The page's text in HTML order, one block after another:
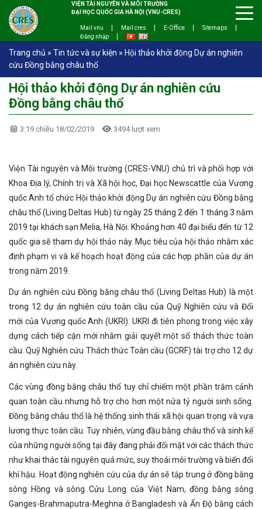
VIỆN TÀI NGUYÊN VÀ MÔI TRƯỜNG
ĐẠI HỌC QUỐC GIA HÀ NỘI (VNU-CRES)
Mail vnu Mail cres E-Office
Sitemaps
Đăng nhập
Trang chủ » Tin tức và sự kiện » Hội thảo khởi động Dự án nghiên
cứu Đồng bằng châu thổ
Hội thảo khởi động Dự án nghiên cứu
Đồng bằng châu thổ
3:19 chiều 18/02/2019 3494 lượt xem
Viện Tài nguyên và Môi trường (CRES-VNU) chủ trì và phối hợp với
Khoa Địa lý, Chính trị và Xã hội học, Đại học Newscattle của Vương
quốc Anh tổ chức Hội thảo khởi động Dự án nghiên cứu Đồng bằng
châu thổ (Living Deltas Hub) từ ngày 25 tháng 2 đến 1 tháng 3 năm
2019 tại khách sạn Melia, Hà Nội. Khoảng hơn 40 đại biểu đến từ 12
quốc gia sẽ tham dự hội thảo này. Mục tiêu của hội thảo nhằm xác
định phạm vi và kế hoạch hoạt động của các hợp phần của dự án
trong năm 2019.
Dự án nghiên cứu Đồng bằng châu thổ (Living Deltas Hub) là một
trong 12 dự án nghiên cứu toàn cầu của Quỹ Nghiên cứu và Đổi
mới của Vương quốc Anh (UKRI). UKRI đi tiên phong trong việc xây
dựng cách tiếp cận mới nhằm giải quyết một số thách thức toàn
cầu. Quỹ Nghiên cứu Thách thức Toàn cầu (GCRF) tài trợ cho 12 dự
án nghiên cứu này.
Các vùng đồng bằng châu thổ tuy chỉ chiếm một phần trăm cảnh
quan toàn cầu nhưng hỗ trợ cho hơn một nửa tỷ người sinh sống.
Đồng bằng châu thổ là hệ thống sinh thái xã hội quan trọng và vựa
lương thực toàn cầu. Tuy nhiên, vùng đầu bằng châu thổ và sinh kế
của những người sống tại đây đang phải đối mặt với các thách thức
như khai thác tài nguyên quá mức, suy thoái môi trường và biến đổi
khí hậu. Hoạt động nghiên cứu của dự án sẽ tập trung ở đồng bằng
sông Hồng và sông Cửu Long của Việt Nam, đồng bằng sông
Ganges-Brahmaputra-Meghna ở Bangladesh và Ấn Độ bằng cách